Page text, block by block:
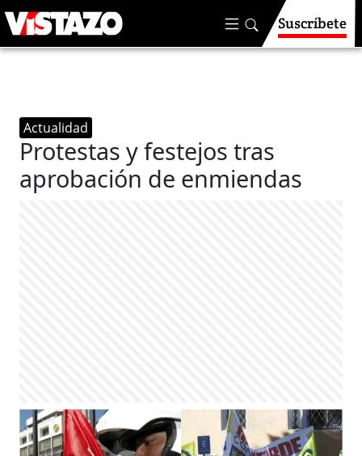
Suscríbete
Actualidad
Protestas y festejos tras
aprobación de enmiendas